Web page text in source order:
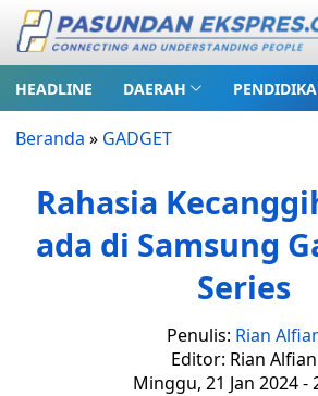
HEADLINE DAERAH
Beranda » GADGET
Rahasia
ada di Samsung
Series
Penulis: Rian
Editor: Rian Alfian
Minggu, 21 Jan 2024 -